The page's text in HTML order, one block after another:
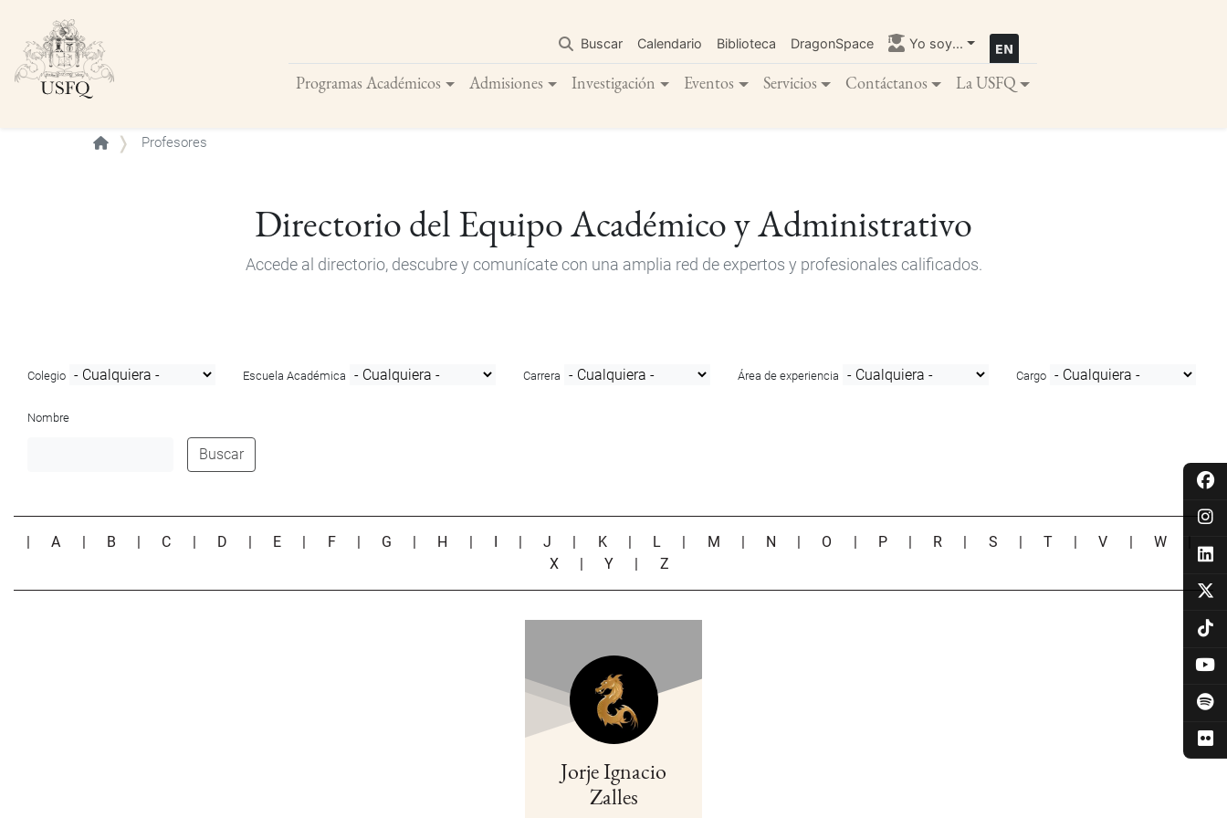
contenido
principal
Buscar Calendario Biblioteca DragonSpace Yo soy...
Programas Académicos Admisiones Investigación Eventos Servicios Contáctanos La USFQ
Buscar
Profesores
Directorio del Equipo Académico y Administrativo
Accede al directorio, descubre y comunícate con una amplia red de expertos y profesionales calificados.
Colegio Escuela Académica Carrera Área de experiencia Cargo
Nombre
Buscar
|A B C D E F G H |J K L M N O P R S |T |V W
|
X
|Y Z
Jorje Ignacio
Zalles